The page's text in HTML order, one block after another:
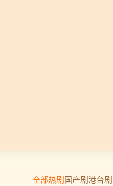
全部热剧国产剧港台剧